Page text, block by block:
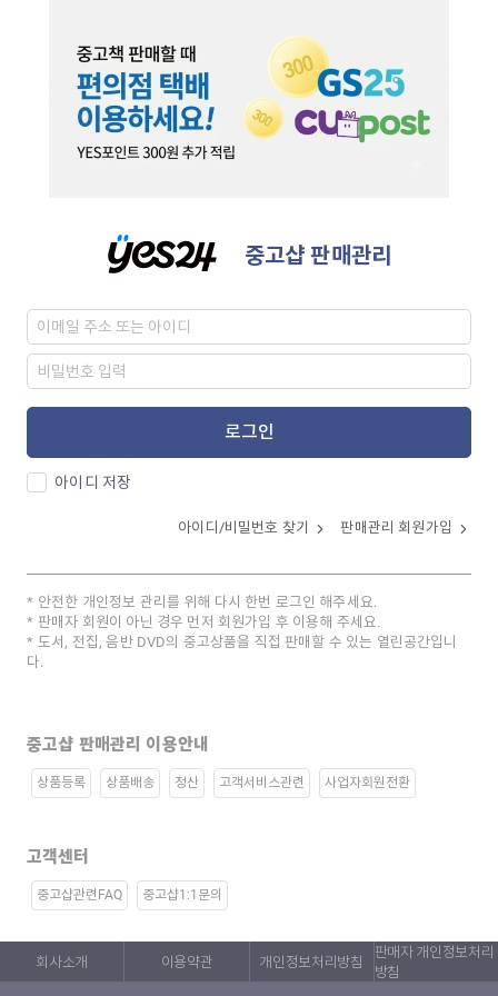
중고샵 판매관리
로그인
아이디 저장
아이디/비밀번호 찾기 판매관리 회원가입
안전한 개인정보 관리를 위해 다시 한번 로그인 해주세요.
판매자 회원이 아닌 경우 먼저 회원가입 후 이용해 주세요.
도서, 전집, 음반 DVD의 중고상품을 직접 판매할 수 있는 열린공간입니
다.
중고샵 판매관리 이용안내
상품등록 상품배송 정산 고객서비스관련 사업자회원전환
고객센터
중고샵관련FAQ 중고샵1:1문의
회사소개 이용약관 개인정보처리방침
판매자 개인정보처리
방침